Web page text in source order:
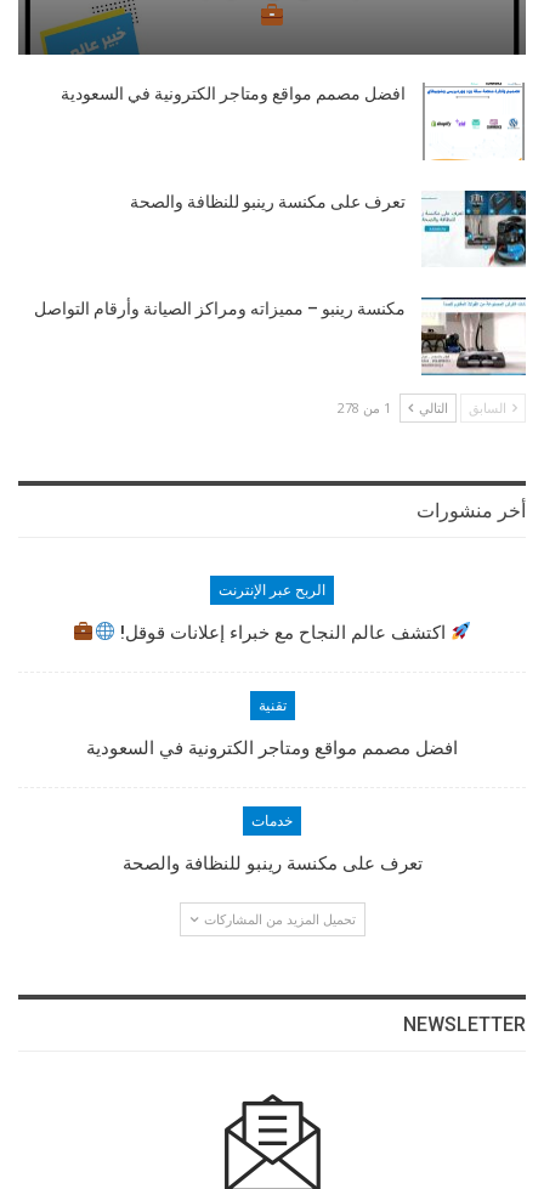
افضل مصمم مواقع ومتاجر الكترونية في السعودية
تعرف على مكنسة رينبو للنظافة والصحة
مكنسة رينبو – مميزاته ومراكز الصيانة وأرقام التواصل
السابق التالي 1 من 278
أخر منشورات
الربح عبر الإنترنت
اكتشف عالم النجاح مع خبراء إعلانات قوقل!
تقنية
افضل مصمم مواقع ومتاجر الكترونية في السعودية
خدمات
تعرف على مكنسة رينبو للنظافة والصحة
تحميل المزيد من المشاركات
NEWSLETTER